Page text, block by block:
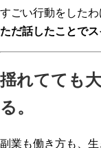
すごい行動をしたわ
ただ話したことでス
揺れてても
る。
副業も働き方も、生